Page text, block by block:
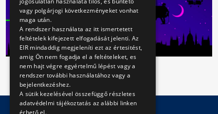
vagy polgárjogi következményeket vonhat
maga után.
A rendszer használata az itt ismertetett
feltételek kifejezett elfogadását jelenti. Az
EIR mindaddig megjeleníti ezt az értesitést,
amig Ön nem fogadja el a feltételeket, es
nem hajt végre egyértelmű lépést vagy a
rendszer további használatához vagy a
bejelentkezéshez.
A sütik kezelésével összefüggő részletes
adatvédelmi tájékoztatás az alábbi linken
érhető el.